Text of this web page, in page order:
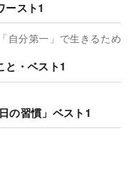
ースト1
自分第一」で生きるため
と・ベスト1
の習慣」ベスト1